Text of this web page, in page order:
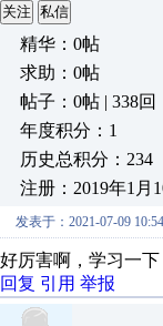
关注 私信
精华：0帖
求助：0帖
帖子：0帖 | 338回
年度积分：1
历史总积分：234
注册：2019年1月
发表于：2021-07-09
好厉害啊，学习一下
回复 引用 举报